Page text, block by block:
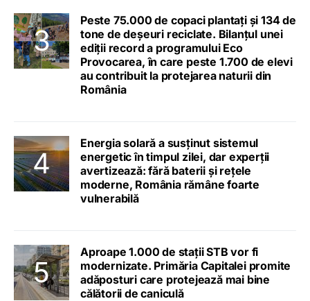
Peste 75.000 de copaci plantați și 134 de
tone de deșeuri reciclate. Bilanțul unei
ediții record a programului Eco
Provocarea, în care peste 1.700 de elevi
au contribuit la protejarea naturii din
România
Energia solară a susținut sistemul
energetic în timpul zilei, dar experții
avertizează: fără baterii și rețele
moderne, România rămâne foarte
vulnerabilă
Aproape 1.000 de stații STB vor fi
modernizate. Primăria Capitalei promite
adăposturi care protejează mai bine
călătorii de caniculă